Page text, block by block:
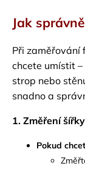
Jak
Při zaměřování
chcete umístit –
strop nebo
snadno a
1. Změření
Pokud